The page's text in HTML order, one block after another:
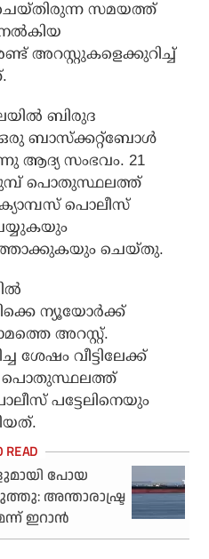
സമയത്ത്
അറസ്റ്റുകളെക്കുറിച്ച്
ബിരുദ
ഒരു ബാസ്‌ക്കറ്റ്ബോള്‍
ആദ്യ സംഭവം. 21
പൊതുസ്ഥലത്ത്
ക്യാമ്പസ് പൊലീസ്
ചെയ്തു.
ന്യൂയോര്‍ക്ക്
അറസ്റ്റ്.
ശേഷം വീട്ടിലേക്ക്
പൊതുസ്ഥലത്ത്
പട്ടേലിനെയും
പോയ
അന്താരാഷ്ട്ര
ഇറാന്‍